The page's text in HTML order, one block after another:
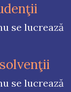
se lucrează
se lucrează